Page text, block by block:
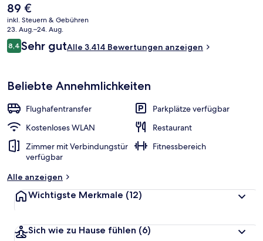
Der
aktuelle
Preis
beträgt
89 €.
89 €
inkl. Steuern & Gebühren
23. Aug.–24. Aug.
Bewertungen
8,48,4 von 10.
Sehr gutAlle 3.414 Bewertungen anzeigen
Beliebte Annehmlichkeiten
Flughafentransfer
Parkplätze verfügbar
Kostenloses WLAN
Restaurant
Zimmer mit Verbindungstür
verfügbar
Fitnessbereich
Alle anzeigen
Wichtigste Merkmale (12)
Sich wie zu Hause fühlen (6)